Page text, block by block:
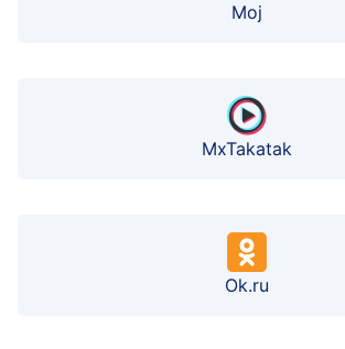
Moj
MxTakatak
Ok.ru